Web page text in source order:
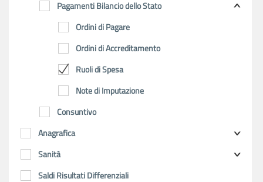
Pagamenti Bilancio dello Stato
Ordini di Pagare
Ordini di Accreditamento
Ruoli di Spesa
Note di Imputazione
Consuntivo
Anagrafica
Sanità
Saldi Risultati Differenziali